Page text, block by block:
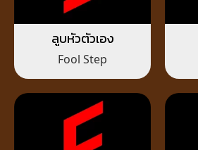
ลูบหัวตัวเอง
Fool Step